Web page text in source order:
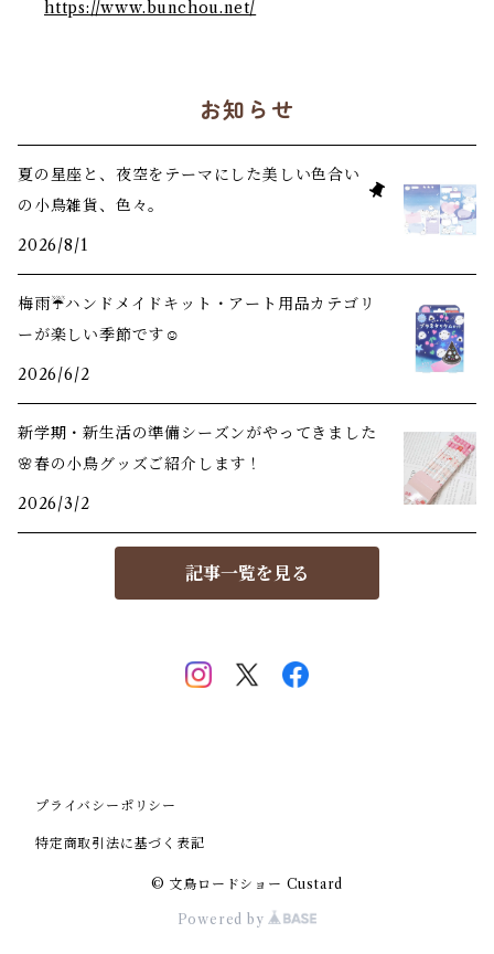
https://www.bunchou.net/
お知らせ
夏の星座と、夜空をテーマにした美しい色合い
の小鳥雑貨、色々。
2026/8/1
梅雨☔️ハンドメイドキット・アート用品カテゴリ
ーが楽しい季節です☺️
2026/6/2
新学期・新生活の準備シーズンがやってきました
🌸春の小鳥グッズご紹介します！
2026/3/2
記事一覧を見る
プライバシーポリシー
特定商取引法に基づく表記
© 文鳥ロードショー Custard
Powered by